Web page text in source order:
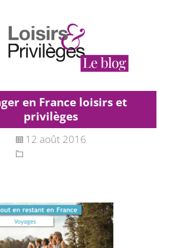
en France loisirs et
privilèges
12 août 2016